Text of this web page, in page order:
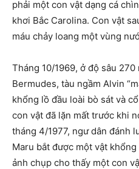
phải một con vật dạng cá
khơi Bắc Carolina. Con vật
máu chảy loang một vùng
Tháng 10/1969, ở độ sâu
Bermudes, tàu ngầm Alvin
khổng lồ đầu loài bò sát và
con vật đã lặn mất trước khi
tháng 4/1977, ngư dân đánh
Maru bắt được một vật
ảnh chụp cho thấy một con